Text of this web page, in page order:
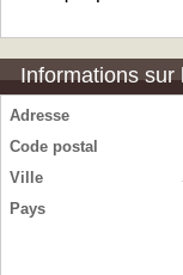
Informations sur
Adresse
Code postal
Ville
Pays